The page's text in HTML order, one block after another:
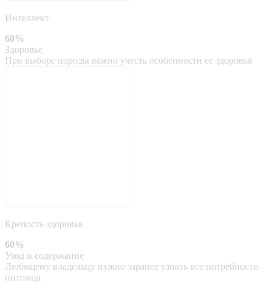
Интеллект
60%
Здоровье
При выборе породы важно учесть особенности ее здоровья
Крепость здоровья
60%
Уход и содержание
Любящему владельцу нужно заранее узнать все потребности
питомца